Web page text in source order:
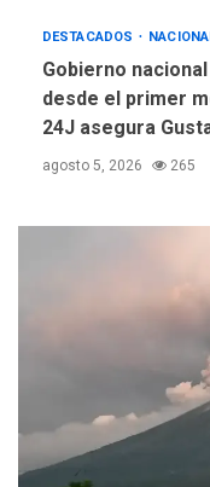
DESTACADOS
Gobierno
desde el primer
24J asegura
agosto 5, 2026 265